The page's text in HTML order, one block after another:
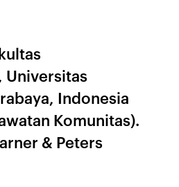
Universitas
Indonesia
Komunitas).
& Peters